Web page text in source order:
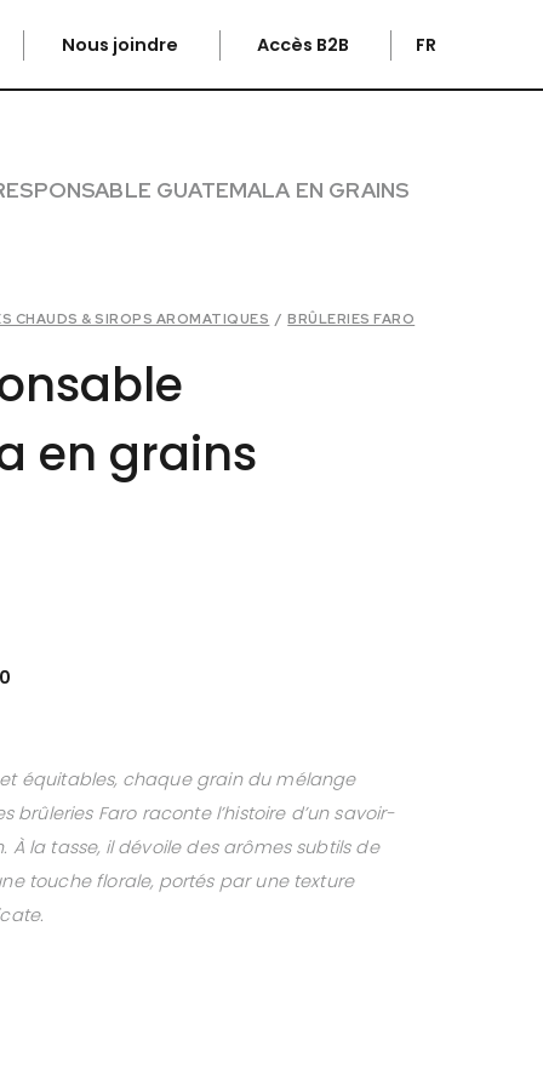
Nous joindre Accès B2B FR
GUATEMALA EN GRAINS
CHAUDS & SIROPS AROMATIQUES / BRÛLERIES FARO
en grains
équitables, chaque grain du mélange
Faro raconte l’histoire d’un savoir-
la tasse, il dévoile des arômes subtils de
touche florale, portés par une texture